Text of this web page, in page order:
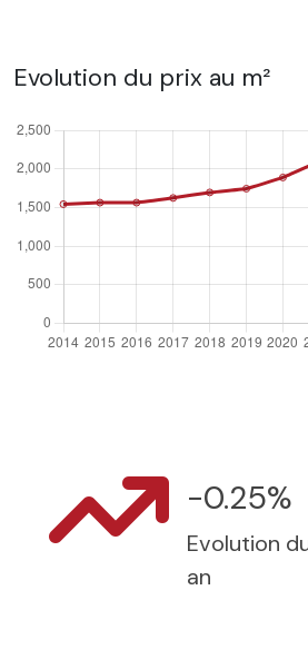
Evolution du prix au m²
-0.25%
Evolution
an